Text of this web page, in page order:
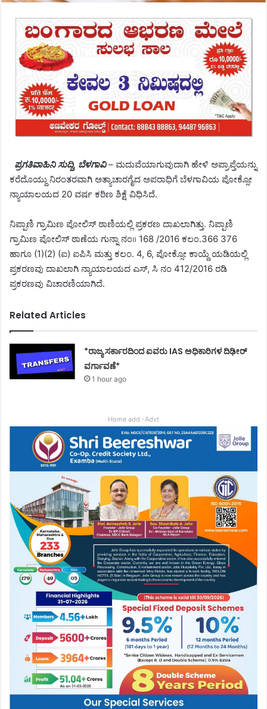
ಪ್ರಗತಿವಾಹಿನಿ ಸುದ್ದಿ, ಬೆಳಗಾವಿ– ಮದುವೆಯಾಗುವುದಾಗಿ ಹೇಳಿ ಅಪ್ರಾಪ್ತೆಯನ್ನು
ಕರೆದೊಯ್ದು ನಿರಂತರವಾಗಿ ಅತ್ಯಾಚಾರಗೈದ ಅಪರಾಧಿಗೆ ಬೆಳಗಾವಿಯ ಪೋಕ್ಸೋ
ನ್ಯಾಯಾಲಯದ 20 ವರ್ಷ ಕಠಿಣ ಶಿಕ್ಷೆ ವಿಧಿಸಿದೆ.
ನಿಪ್ಪಾಣಿ ಗ್ರಾಮಿಣ ಪೋಲಿಸ್ ಠಾಣಿಯಲ್ಲಿ ಪ್ರಕರಣ ದಾಖಲಾಗಿತ್ತು. ನಿಪ್ಪಾಣಿ
ಗ್ರಾಮಿಣ ಪೋಲಿಸ್ ಠಾಣೆಯ ಗುನ್ನಾ ನಂ॥ 168 /2016 ಕಲಂ.366 376
ಹಾಗೂ (1)(2) (ಐ) ಐಪಿಸಿ ಮತ್ತು ಕಲಂ. 4, 6, ಪೋಕ್ಸೋ ಕಾಯ್ದೆ ಯಡಿಯಲ್ಲಿ
ಪ್ರಕರಣವು ದಾಖಲಾಗಿ ನ್ಯಾಯಾಲಯದ ಎಸ್, ಸಿ ನಂ 412/2016 ರಡಿ
ಪ್ರಕರಣವು ವಿಚಾರಣಿಯಾಗಿದೆ.
Related Articles
*ರಾಜ್ಯ ಸರ್ಕಾರದಿಂದ ಐವರು IAS ಅಧಿಕಾರಿಗಳ ದಿಢೀರ್
ವರ್ಗಾವಣೆ*
1 hour ago
Home add -Advt